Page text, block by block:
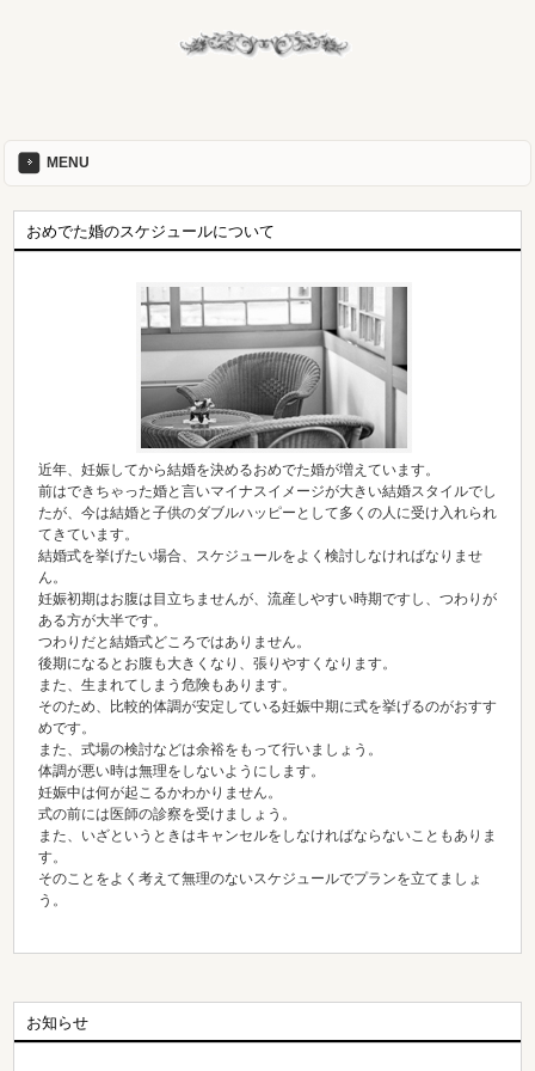
MENU
おめでた婚のスケジュールについて
近年、妊娠してから結婚を決めるおめでた婚が増えています。
前はできちゃった婚と言いマイナスイメージが大きい結婚スタイルでし
たが、今は結婚と子供のダブルハッピーとして多くの人に受け入れられ
てきています。
結婚式を挙げたい場合、スケジュールをよく検討しなければなりませ
ん。
妊娠初期はお腹は目立ちませんが、流産しやすい時期ですし、つわりが
ある方が大半です。
つわりだと結婚式どころではありません。
後期になるとお腹も大きくなり、張りやすくなります。
また、生まれてしまう危険もあります。
そのため、比較的体調が安定している妊娠中期に式を挙げるのがおすす
めです。
また、式場の検討などは余裕をもって行いましょう。
体調が悪い時は無理をしないようにします。
妊娠中は何が起こるかわかりません。
式の前には医師の診察を受けましょう。
また、いざというときはキャンセルをしなければならないこともありま
す。
そのことをよく考えて無理のないスケジュールでプランを立てましょ
う。
お知らせ